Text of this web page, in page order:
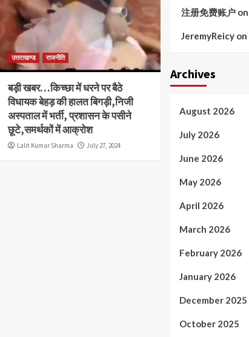
उत्तराखण्ड राजनीति
बड़ी खबर…किच्छा में धरने पर बैठे
विधायक बेहड़ की हालत बिगड़ी,निजी
अस्पताल में भर्ती, प्रशासन के पसीने
छूटे,समर्थकों में आक्रोश
Lalit Kumar Sharma July 27, 2024
注册免费账户on
JeremyReicyon
Archives
August 2026
July 2026
June 2026
May 2026
April 2026
March 2026
February 2026
January 2026
December 2025
October 2025